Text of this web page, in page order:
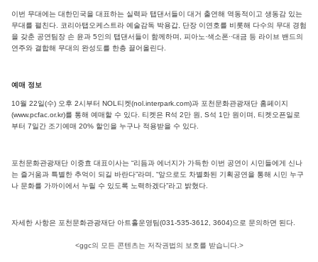
이번 무대에는 대한민국을 대표하는 실력파 탭댄서들이 대거 출연해 역동적이고 생동감 있는
무대를 펼친다. 코리아탭오케스트라 예술감독 박용갑, 단장 이연호를 비롯해 다수의 무대 경험
을 갖춘 공연팀장 손 윤과 5인의 탭댄서들이 함께하며, 피아노·색소폰··대금 등 라이브 밴드의
연주와 결합해 무대의 완성도를 한층 끌어올린다.
예매 정보
10월 22일(수) 오후 2시부터 NOL티켓(nol.interpark.com)과 포천문화관광재단 홈페이지
(www.pcfac.or.kr)를 통해 예매할 수 있다. 티켓은 R석 2만 원, S석 1만 원이며, 티켓오픈일로
부터 7일간 조기예매 20% 할인을 누구나 적용받을 수 있다.
포천문화관광재단 이중효 대표이사는 “리듬과 에너지가 가득한 이번 공연이 시민들에게 신나
는 즐거움과 특별한 추억이 되길 바란다”라며, “앞으로도 차별화된 기획공연을 통해 시민 누구
나 문화를 가까이에서 누릴 수 있도록 노력하겠다”라고 밝혔다.
자세한 사항은 포천문화관광재단 아트홀운영팀(031-535-3612, 3604)으로 문의하면 된다.
<ggc의 모든 콘텐츠는 저작권법의 보호를 받습니다.>